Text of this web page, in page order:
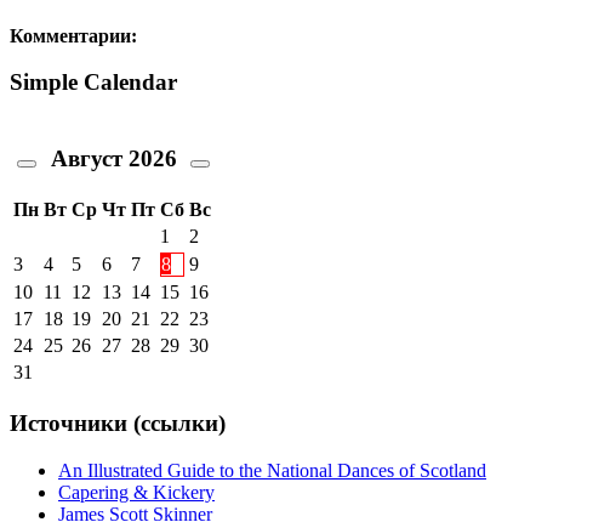
Комментарии:
Simple Calendar
Август 2026
Пн Вт Ср Чт Пт Сб Вс
1
2
3
4 5 6 7 8
9
10 11 12 13 14 15 16
17 18 19 20 21 22 23
24 25 26 27 28 29 30
31
Источники (ссылки)
An Illustrated Guide to the National Dances of Scotland
Capering & Kickery
James Scott Skinner